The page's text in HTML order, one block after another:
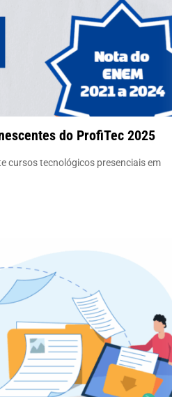
do ProfiTec 2025
cursos tecnológicos presenciais em